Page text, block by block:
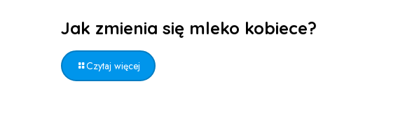
Jak zmienia się mleko kobiece?
Czytaj więcej